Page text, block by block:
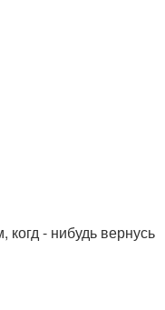
- нибудь вернусь